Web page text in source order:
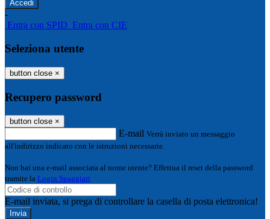
-
Entra con SPID Entra con CIE
Seleziona utente
button close ×
Recupero password
button close ×
E-mail Verrà inviato un messaggio
all'indirizzo indicato con le istruzioni necessarie.
Non hai una e-mail associata al nome utente? Effettua il reset della password
tramite la Login Spaggiari
E-mail inviata, si prega di controllare la casella di posta elettronica!